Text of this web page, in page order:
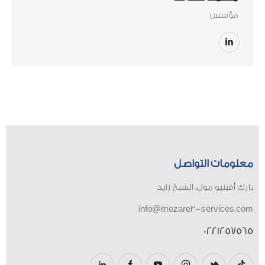
مؤسس
معلومات التواصل
بارك أفينيو مول، الشيخ زايد
info@mozare3-services.com
0221257565